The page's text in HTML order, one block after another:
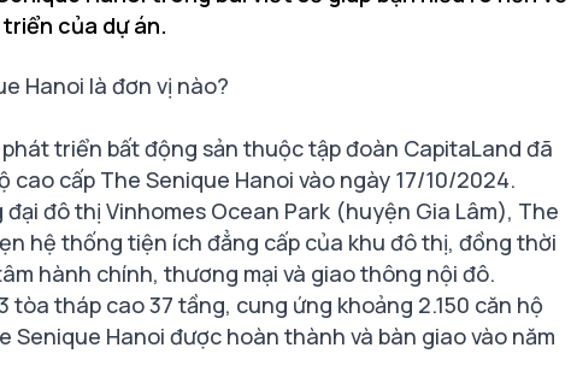
của dự án.
Hanoi là đơn vị nào?
triển bất động sản thuộc tập đoàn CapitaLand đã
cấp The Senique Hanoi vào ngày 17/10/2024.
đô thị Vinhomes Ocean Park (huyện Gia Lâm), The
hệ thống tiện ích đẳng cấp của khu đô thị, đồng thời
hành chính, thương mại và giao thông nội đô.
tòa tháp cao 37 tầng, cung ứng khoảng 2.150 căn hộ
Senique Hanoi được hoàn thành và bàn giao vào năm